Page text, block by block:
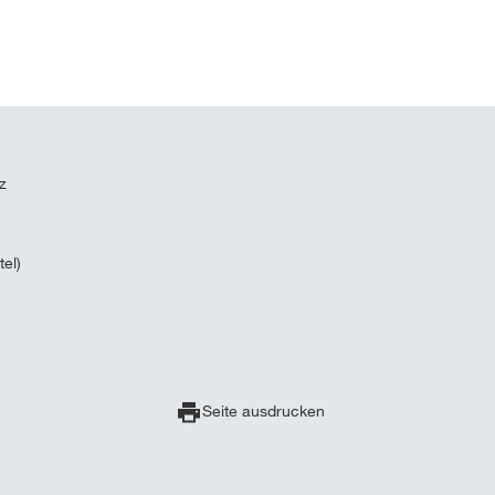
Seite ausdrucken